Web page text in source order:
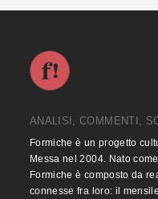
ANALISI, COMMENTI,
Formiche è un progetto
Messa nel 2004. Nato
Formiche è composto da
connesse fra loro: il